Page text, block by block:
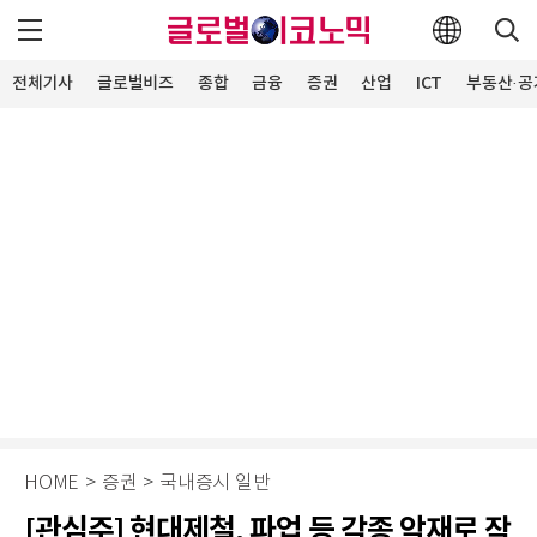
전체기사 글로벌비즈 종합 금융 증권 산업 ICT 부동산·
HOME > 증권 > 국내증시 일반